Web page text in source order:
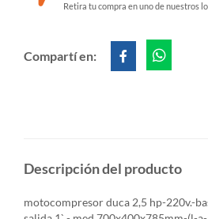
Retira tu compra en uno de nuestros
Compartí en:
Descripción del producto
motocompresor duca 2,5 hp-220v.-